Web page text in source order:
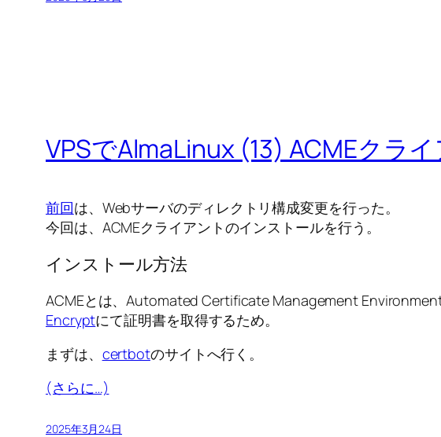
VPSでAlmaLinux (13) ACMEクラ
前回は、Webサーバのディレクトリ構成変更を行った。
今回は、ACMEクライアントのインストールを行う。
インストール方法
ACMEとは、Automated Certificate Management
Encryptにて証明書を取得するため。
まずは、 certbotのサイトへ行く。
(さらに…)
2025年3月24日